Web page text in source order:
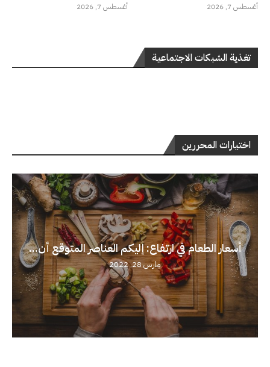
أغسطس 7, 2026 أغسطس 7, 2026
تغذية الشبكات الاجتماعية
اختيارات المحررين
أسعار الطعام في ارتفاع: إليكم العناصر المتوقع أن...
مارس 28, 2022